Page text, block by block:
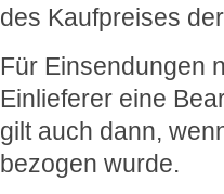
des Kaufpreises
Für Einsendungen
Einlieferer eine
gilt auch dann,
bezogen wurde.